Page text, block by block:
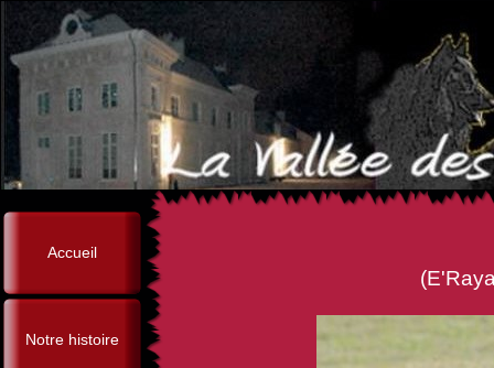
Accueil
Notre histoire
(E'Rayas du Pampre